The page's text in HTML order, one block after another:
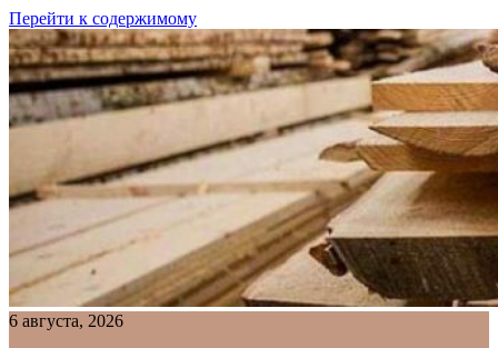
Перейти к содержимому
6 августа, 2026